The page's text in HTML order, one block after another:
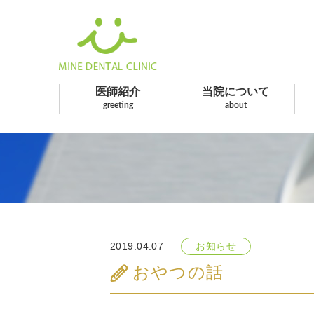
医師紹介
greeting
当院について
about
2019.04.07 お知らせ
おやつの話